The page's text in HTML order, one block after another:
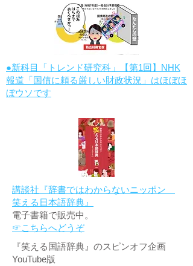
●新科目「トレンド研究科」【第1回】NHK
報道「国債に頼る厳しい財政状況」はほぼほ
ぼウソです
講談社『辞書ではわからないニッポン
笑える日本語辞典』
電子書籍で販売中。
☞こちらへどうぞ
『笑える国語辞典』のスピンオフ企画
YouTube版